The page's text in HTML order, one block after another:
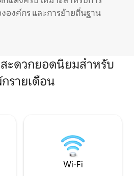
องค์กร และการย้ายถิ่นฐาน
ะดวกยอดนิยมสำหรับ
รายเดือน
Wi-Fi